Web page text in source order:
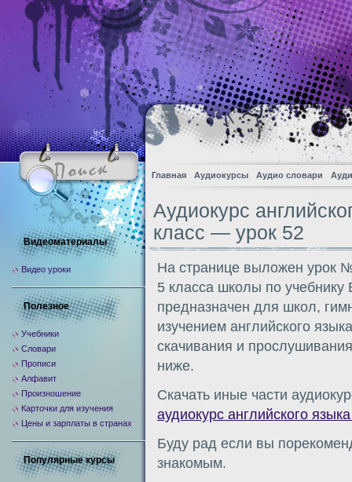
Главная Аудиокурсы Аудио словари
Аудиокурс
класс — урок 52
На странице выложен урок
5 класса школы по
предназначен для школ,
изучением английского
скачивания и
ниже.
Скачать иные части
аудиокурс английского
Буду рад если вы
знакомым.
Видеоматериалы
Видео уроки
Полезное
Учебники
Словари
Прописи
Алфавит
Произношение
Карточки для изучения
Цены и зарплаты в странах
Популярные курсы